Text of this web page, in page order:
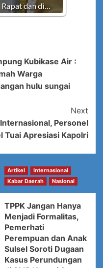
Rapat dan di…
Kubikase Air :
Warga
hulu sungai
Next
Personel
Tuai Apresiasi Kapolri
Artikel
Internasional
Kabar Daerah
Nasional
TPPK Jangan Hanya
Menjadi Formalitas,
Pemerhati
Perempuan dan Anak
Sulsel Soroti Dugaan
Kasus Perundungan